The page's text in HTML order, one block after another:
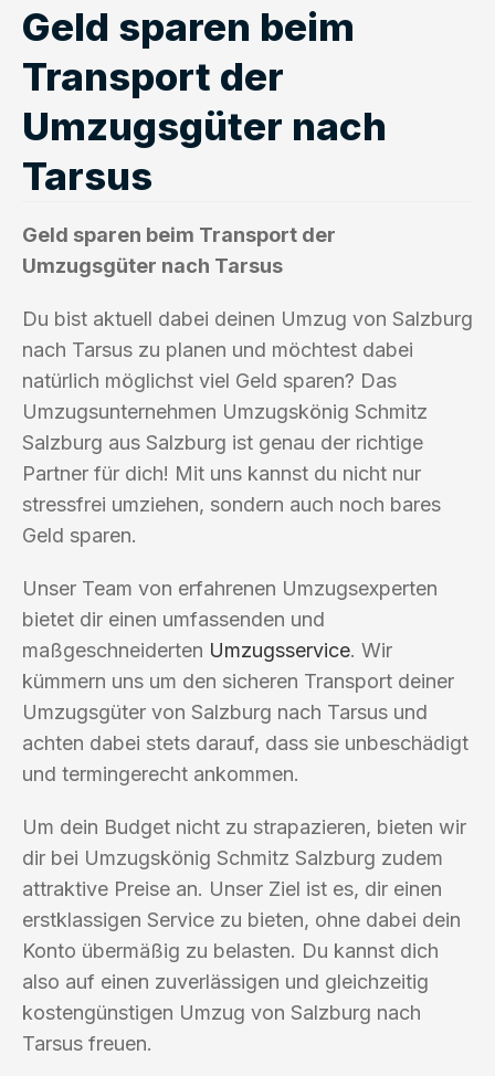
Geld sparen beim
Transport der
Umzugsgüter nach
Tarsus
Geld sparen beim Transport der
Umzugsgüter nach Tarsus
Du bist aktuell dabei deinen Umzug von Salzburg
nach Tarsus zu planen und möchtest dabei
natürlich möglichst viel Geld sparen? Das
Umzugsunternehmen Umzugskönig Schmitz
Salzburg aus Salzburg ist genau der richtige
Partner für dich! Mit uns kannst du nicht nur
stressfrei umziehen, sondern auch noch bares
Geld sparen.
Unser Team von erfahrenen Umzugsexperten
bietet dir einen umfassenden und
maßgeschneiderten Umzugsservice. Wir
kümmern uns um den sicheren Transport deiner
Umzugsgüter von Salzburg nach Tarsus und
achten dabei stets darauf, dass sie unbeschädigt
und termingerecht ankommen.
Um dein Budget nicht zu strapazieren, bieten wir
dir bei Umzugskönig Schmitz Salzburg zudem
attraktive Preise an. Unser Ziel ist es, dir einen
erstklassigen Service zu bieten, ohne dabei dein
Konto übermäßig zu belasten. Du kannst dich
also auf einen zuverlässigen und gleichzeitig
kostengünstigen Umzug von Salzburg nach
Tarsus freuen.